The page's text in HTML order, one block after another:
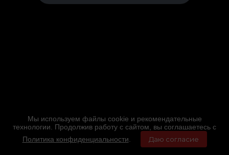
Мы используем файлы cookie и рекомендательные
технологии. Продолжив работу с сайтом, вы соглашаетесь с
Политика конфиденциальности
Даю согласие